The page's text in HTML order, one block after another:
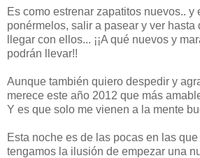
Es como estrenar zapatitos nuevos.. y
ponérmelos, salir a pasear y ver hasta
llegar con ellos... ¡¡A qué nuevos y
podrán llevar!!
Aunque también quiero despedir y
merece este año 2012 que más
Y es que solo me vienen a la mente
Esta noche es de las pocas en las
tengamos la ilusión de empezar una